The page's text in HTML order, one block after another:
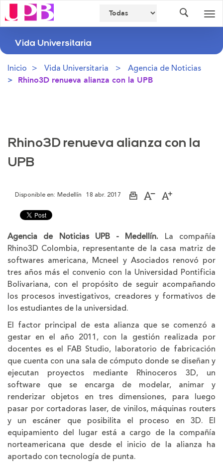
Vida Universitaria
Inicio Vida Universitaria Agencia de Noticias
Rhino3D renueva alianza con la UPB
Rhino3D renueva alianza con la
UPB
Disponible en: Medellín 18 abr. 2017
ImprimirAumentar
letra
Disminuir
letra
Agencia de Noticias UPB - Medellín. La compañía
Rhino3D Colombia, representante de la casa matriz de
softwares americana, Mcneel y Asociados renovó por
tres años más el convenio con la Universidad Pontificia
Bolivariana, con el propósito de seguir acompañando
los procesos investigativos, creadores y formativos de
los estudiantes de la universidad.
El factor principal de esta alianza que se comenzó a
gestar en el año 2011, con la gestión realizada por
docentes es el FAB Studio, laboratorio de fabricación
que cuenta con una sala de cómputo donde se diseñan y
ejecutan proyectos mediante Rhinoceros 3D, un
software que se encarga de modelar, animar y
renderizar objetos en tres dimensiones, para luego
pasar por cortadoras laser, de vinilos, máquinas routers
y un escáner que posibilita el proceso en 3D. El
equipamiento del lugar está a cargo de la compañía
norteamericana que desde el inicio de la alianza ha
aportado con tecnología de punta.